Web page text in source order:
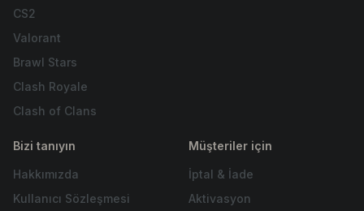
CS2
Valorant
Brawl Stars
Clash Royale
Clash of Clans
Bizi tanıyın
Hakkımızda
Kullanıcı Sözleşmesi
Müşteriler için
İptal & İade
Aktivasyon